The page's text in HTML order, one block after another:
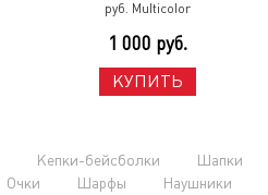
руб. Multicolor
1 000 руб.
КУПИТЬ
Кепки-бейсболки Шапки
Очки Шарфы Наушники